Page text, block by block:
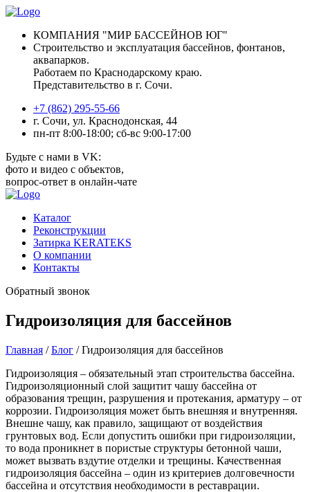
КОМПАНИЯ "МИР БАССЕЙНОВ ЮГ"
Cтроительство и эксплуатация бассейнов, фонтанов,
аквапарков.
Работаем по Краснодарскому краю.
Представительство в г. Сочи.
+7 (862) 295-55-66
г. Сочи, ул. Краснодонская, 44
пн-пт 8:00-18:00; сб-вс 9:00-17:00
Будьте с нами в VK:
фото и видео с объектов,
вопрос-ответ в онлайн-чате
Каталог
Реконструкции
Затирка KERATEKS
О компании
Контакты
Обратный звонок
Гидроизоляция для бассейнов
Главная / Блог / Гидроизоляция для бассейнов
Гидроизоляция – обязательный этап строительства бассейна.
Гидроизоляционный слой защитит чашу бассейна от
образования трещин, разрушения и протекания, арматуру – от
коррозии. Гидроизоляция может быть внешняя и внутренняя.
Внешне чашу, как правило, защищают от воздействия
грунтовых вод. Если допустить ошибки при гидроизоляции,
то вода проникнет в пористые структуры бетонной чаши,
может вызвать вздутие отделки и трещины. Качественная
гидроизоляция бассейна – один из критериев долговечности
бассейна и отсутствия необходимости в реставрации.